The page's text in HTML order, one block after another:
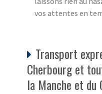
vos attentes en
Transport
Cherbourg et
la Manche et du